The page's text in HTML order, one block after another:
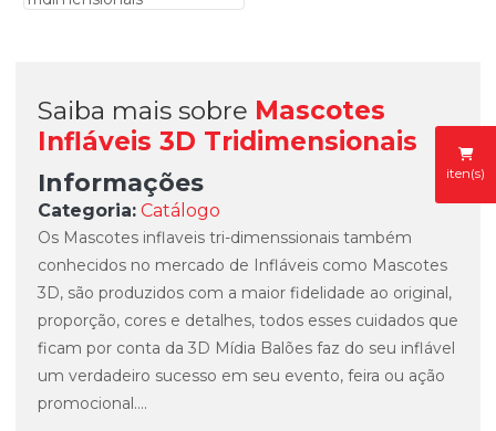
iten(s)
Saiba mais sobre Mascotes
Infláveis 3D Tridimensionais
Informações
Categoria: Catálogo
Os Mascotes inflaveis tri-dimenssionais também
conhecidos no mercado de Infláveis como Mascotes
3D, são produzidos com a maior fidelidade ao original,
proporção, cores e detalhes, todos esses cuidados que
ficam por conta da 3D Mídia Balões faz do seu inflável
um verdadeiro sucesso em seu evento, feira ou ação
promocional....